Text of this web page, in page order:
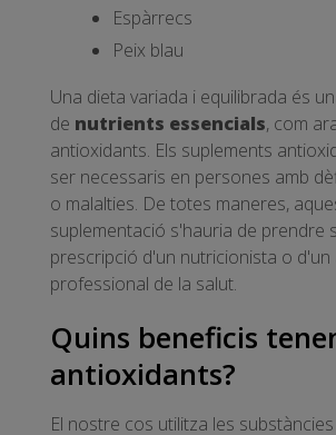
Espàrrecs
Peix blau
Una dieta variada i equilibrada és
de nutrients essencials, com
antioxidants. Els suplements
ser necessaris en persones amb
o malalties. De totes maneres,
suplementació s'hauria de prendre
prescripció d'un nutricionista o d'un
professional de la salut.
Quins beneficis
antioxidants?
El nostre cos utilitza les